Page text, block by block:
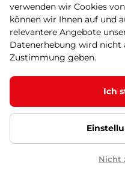
verwenden wir Cookies
können wir Ihnen auf und
relevantere Angebote
Datenerhebung wird nicht
Zustimmung geben.
Ich
Nicht